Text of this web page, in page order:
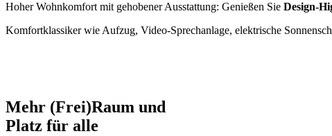
Hoher Wohnkomfort mit gehobener Ausstattung: Genießen Sie Design-
Komfortklassiker wie Aufzug, Video-Sprechanlage, elektrische
Mehr (Frei)Raum und
Platz für alle